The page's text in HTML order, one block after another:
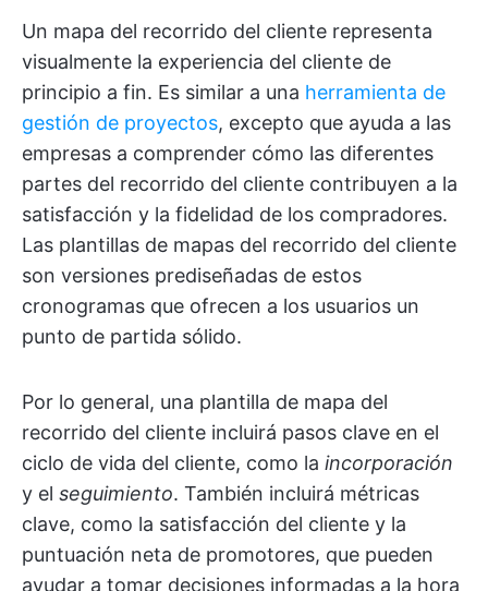
Un mapa del recorrido del cliente representa
visualmente la experiencia del cliente de
principio a fin. Es similar a una herramienta de
gestión de proyectos, excepto que ayuda a las
empresas a comprender cómo las diferentes
partes del recorrido del cliente contribuyen a la
satisfacción y la fidelidad de los compradores.
Las plantillas de mapas del recorrido del cliente
son versiones prediseñadas de estos
cronogramas que ofrecen a los usuarios un
punto de partida sólido.
Por lo general, una plantilla de mapa del
recorrido del cliente incluirá pasos clave en el
ciclo de vida del cliente, como la incorporación
y el seguimiento. También incluirá métricas
clave, como la satisfacción del cliente y la
puntuación neta de promotores, que pueden
ayudar a tomar decisiones informadas a la hora